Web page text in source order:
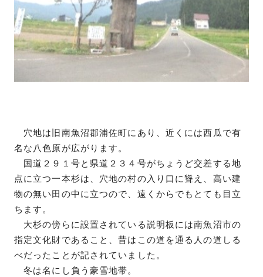
穴地は旧南魚沼郡浦佐町にあり、近くには西瓜で有
名な八色原が広がります。
国道２９１号と県道２３４号がちょうど交差する地
点に立つ一本杉は、穴地の村の入り口に聳え、高い建
物の無い田の中に立つので、遠くからでもとても目立
ちます。
大杉の傍らに設置されている説明板には南魚沼市の
指定文化財であること、昔はこの道を通る人の道しる
べだったことが記されていました。
冬は名にし負う豪雪地帯。